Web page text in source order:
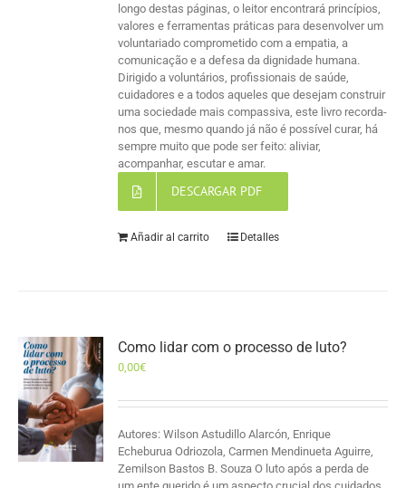
longo destas páginas, o leitor encontrará princípios,
valores e ferramentas práticas para desenvolver um
voluntariado comprometido com a empatia, a
comunicação e a defesa da dignidade humana.
Dirigido a voluntários, profissionais de saúde,
cuidadores e a todos aqueles que desejam construir
uma sociedade mais compassiva, este livro recorda-
nos que, mesmo quando já não é possível curar, há
sempre muito que pode ser feito: aliviar,
acompanhar, escutar e amar.
DESCARGAR PDF
Añadir al carrito Detalles
Como lidar com o processo de luto?
0,00€
Autores: Wilson Astudillo Alarcón, Enrique
Echeburua Odriozola, Carmen Mendinueta Aguirre,
Zemilson Bastos B. Souza O luto após a perda de